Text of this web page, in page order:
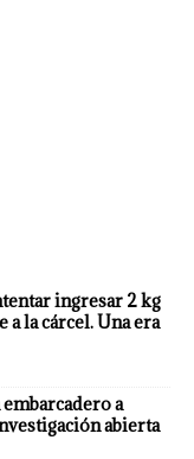
ingresar 2 kg
a la cárcel. Una era
a
abierta